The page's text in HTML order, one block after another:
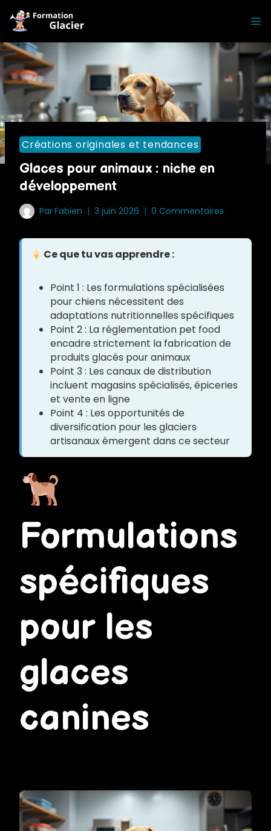
content
Créations originales et tendances
Glaces pour animaux : niche en
développement
ParFabien 3 juin 2026 0 Commentaires
Ce que tu vas apprendre :
Point 1 : Les formulations spécialisées
pour chiens nécessitent des
adaptations nutritionnelles spécifiques
Point 2 : La réglementation pet food
encadre strictement la fabrication de
produits glacés pour animaux
Point 3 : Les canaux de distribution
incluent magasins spécialisés, épiceries
et vente en ligne
Point 4 : Les opportunités de
diversification pour les glaciers
artisanaux émergent dans ce secteur
Formulations
spécifiques
pour les
glaces
canines